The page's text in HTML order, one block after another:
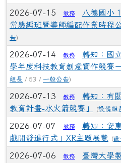
2026-07-15 教務
八德國小
常態編班暨導師編配作業時程
告)
2026-07-14 教務
轉知：國
學年度科技教育創意實作競賽
組長 / 53 / 一般公告)
2026-07-13 教務
轉知：有
教育計畫-水火箭競賽」
(設備組
2026-07-07 教務
轉知：安
戲開發進行式」XR主題展覽
(設
2026-07-06 教務
臺灣大學